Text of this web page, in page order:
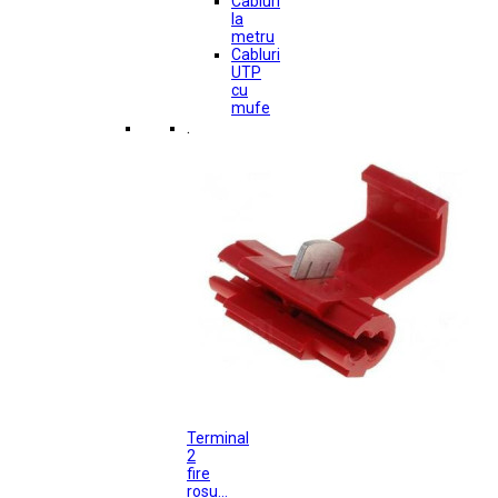
la
metru
Cabluri
UTP
cu
mufe
.
Terminal
2
fire
rosu...